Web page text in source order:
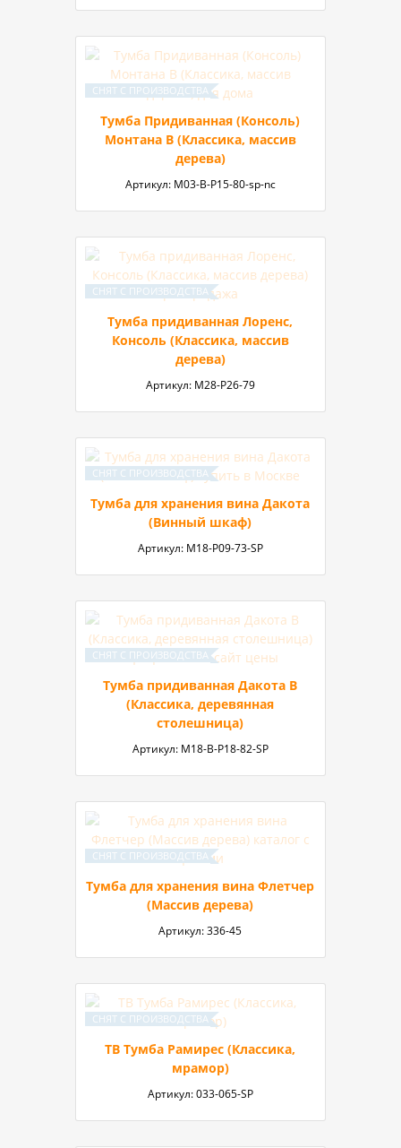
Тумба Придиванная (Консоль)
Монтана В (Классика, массив
дерева)
Артикул: M03-B-P15-80-sp-nc
Тумба придиванная Лоренс,
Консоль (Классика, массив
дерева)
Артикул: М28-Р26-79
Тумба для хранения вина Дакота
(Винный шкаф)
Артикул: М18-P09-73-SP
Тумба придиванная Дакота B
(Классика, деревянная
столешница)
Артикул: М18-В-P18-82-SP
Тумба для хранения вина Флетчер
(Массив дерева)
Артикул:336-45
ТВ Тумба Рамирес (Классика,
мрамор)
Артикул:033-065-SP